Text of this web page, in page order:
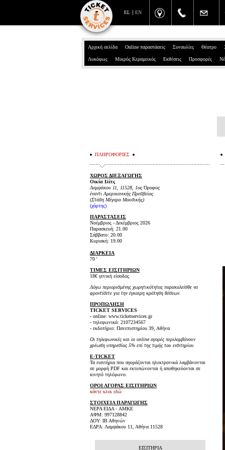
EN
EL
Αρχική σελίδα Online παραστάσεις Συναυλίες Θέατρο
Λυκόφως Μικρός Κεραμεικός Εκθέσεις Προσφορές
ΠΛΗΡΟΦΟΡΙΕΣ
ΧΩΡΟΣ ΔΙΕΞΑΓΩΓΗΣ
Οικία Ιλίτς
Λαμψάκου 11, 11528, 1ος Όροφος
έναντι Αμερικανικής Πρεσβείας
(Στάση Μέγαρο Μουσικής)
(χάρτης)
ΠΑΡΑΣΤΑΣΕΙΣ
Νοέμβριος - Δεκέμβριος 2026
Παρασκευή: 21.00
Σάββατο: 20.00
Κυριακή: 19.00
ΔΙΑΡΚΕΙΑ
70 '
ΤΙΜΕΣ ΕΙΣΙΤΗΡΙΩΝ
18€ γενική είσοδος
Λόγω περιορισμένης χωρητικότητας παρακαλείσθε να
φροντίσετε για την έγκαιρη κράτηση θέσεων.
ΠΡΟΠΩΛΗΣΗ
TICKET SERVICES
- online: www.ticketservices.gr
- τηλεφωνικά: 2107234567
- εκδοτήριο: Πανεπιστημίου 39, Αθήνα
Οι τηλεφωνικές και οι online αγορές περιλαμβάνουν
χρέωση υπηρεσίας 5% επί της τιμής του εισιτηρίου
E-TICKET
Τα εισιτήρια που αγοράζονται ηλεκτρονικά λαμβάνονται
σε μορφή PDF και εκτυπώνονται ή αποθηκεύονται σε
κινητό τηλέφωνο.
ΟΡΟΙ ΑΓΟΡΑΣ ΕΙΣΙΤΗΡΙΩΝ
κάντε κλικ εδώ
ΣΤΟΙΧΕΙΑ ΠΑΡΑΓΩΓΗΣ
ΝΕΡΑ ΕΙΔΑ - AMKE
ΑΦΜ: 997128842
ΔΟΥ: ΙΒ Αθηνών
ΕΔΡΑ: Λαμψάκου 11, Αθήνα 11528
ΕΙΣΙΤΗΡΙΑ